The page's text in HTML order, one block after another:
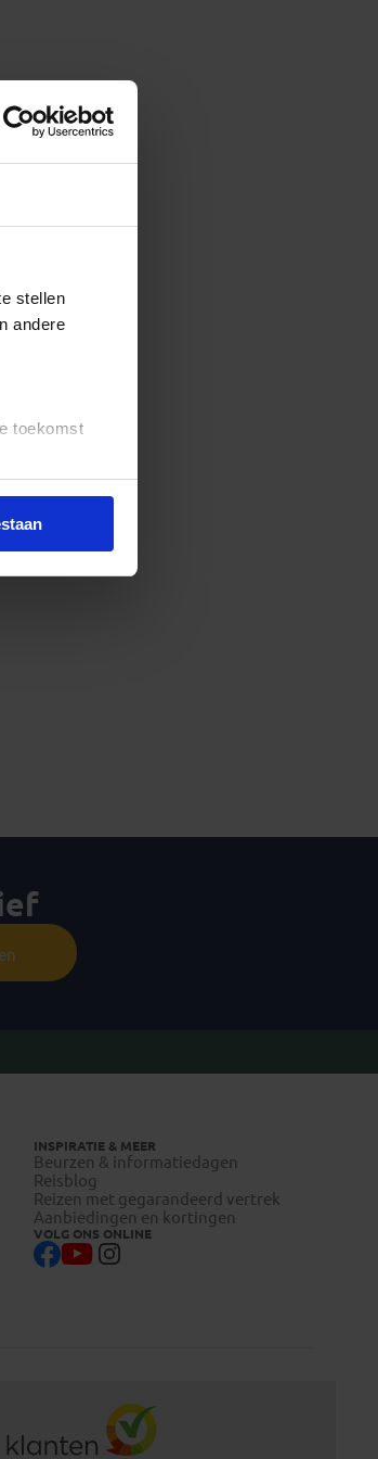
stellen
andere
toekomst
INSPIRATIE & MEER
Beurzen & informatiedagen
Reisblog
Reizen met gegarandeerd vertrek
Aanbiedingen en kortingen
VOLG ONS ONLINE